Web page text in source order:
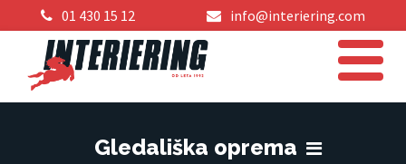
01 430 15 12 info@interiering.com
Gledališka oprema